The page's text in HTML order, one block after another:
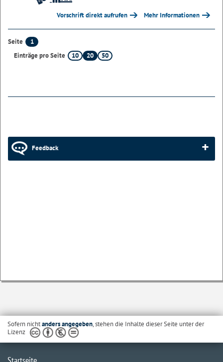
Vorschrift direkt aufrufen Mehr Informationen
Seite
1
Einträge pro Seite
10 20 50
Feedback
Sofern nichtanders angegeben, stehen die Inhalte dieser Seite unter der
Lizenz